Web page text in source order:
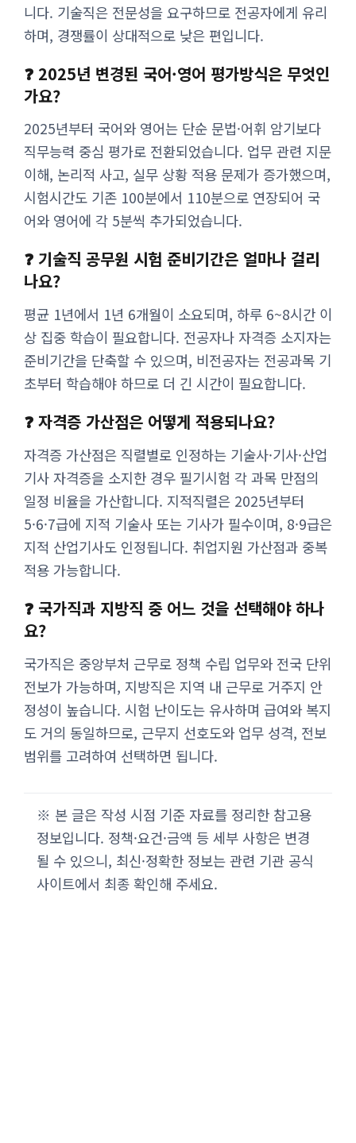
니다. 기술직은 전문성을 요구하므로 전공자에게 유리
하며, 경쟁률이 상대적으로 낮은 편입니다.
❓ 2025년 변경된 국어·영어 평가방식은 무엇인
가요?
2025년부터 국어와 영어는 단순 문법·어휘 암기보다
직무능력 중심 평가로 전환되었습니다. 업무 관련 지문
이해, 논리적 사고, 실무 상황 적용 문제가 증가했으며,
시험시간도 기존 100분에서 110분으로 연장되어 국
어와 영어에 각 5분씩 추가되었습니다.
❓ 기술직 공무원 시험 준비기간은 얼마나 걸리
나요?
평균 1년에서 1년 6개월이 소요되며, 하루 6~8시간 이
상 집중 학습이 필요합니다. 전공자나 자격증 소지자는
준비기간을 단축할 수 있으며, 비전공자는 전공과목 기
초부터 학습해야 하므로 더 긴 시간이 필요합니다.
❓ 자격증 가산점은 어떻게 적용되나요?
자격증 가산점은 직렬별로 인정하는 기술사·기사·산업
기사 자격증을 소지한 경우 필기시험 각 과목 만점의
일정 비율을 가산합니다. 지적직렬은 2025년부터
5·6·7급에 지적 기술사 또는 기사가 필수이며, 8·9급은
지적 산업기사도 인정됩니다. 취업지원 가산점과 중복
적용 가능합니다.
❓ 국가직과 지방직 중 어느 것을 선택해야 하나
요?
국가직은 중앙부처 근무로 정책 수립 업무와 전국 단위
전보가 가능하며, 지방직은 지역 내 근무로 거주지 안
정성이 높습니다. 시험 난이도는 유사하며 급여와 복지
도 거의 동일하므로, 근무지 선호도와 업무 성격, 전보
범위를 고려하여 선택하면 됩니다.
※ 본 글은 작성 시점 기준 자료를 정리한 참고용
정보입니다. 정책·요건·금액 등 세부 사항은 변경
될 수 있으니, 최신·정확한 정보는 관련 기관 공식
사이트에서 최종 확인해 주세요.